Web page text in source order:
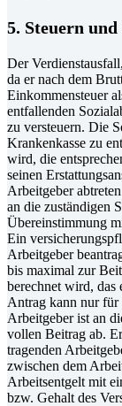
5. Steuern und
Der
da er nach dem
Einkommensteuer
entfallenden
zu versteuern. Die
Krankenkasse zu
wird, die
seinen
Arbeitgeber
an die zuständigen
Übereinstimmung
Ein
Arbeitgeber
bis maximal zur
berechnet wird, das
Antrag kann nur
Arbeitgeber ist an
vollen Beitrag ab.
tragenden
zwischen dem
Arbeitsentgelt mit
bzw. Gehalt des